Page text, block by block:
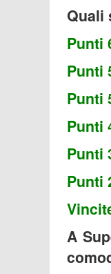
Quali
Punti
Punti
Punti
Punti
Punti
Punti
A